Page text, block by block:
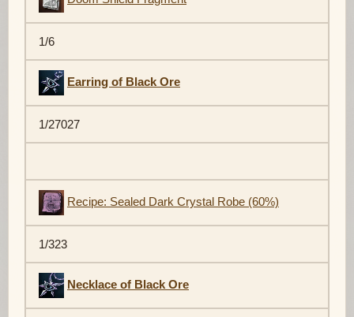
1/6
Earring of Black Ore
1/27027
Recipe: Sealed Dark Crystal Robe (60%)
1/323
Necklace of Black Ore